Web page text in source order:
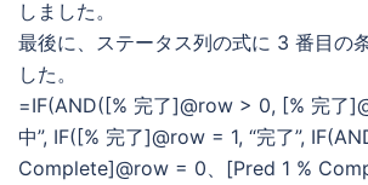
しました。
最後に、ステータス列の式に 3 番目の
した。
=IF(AND([% 完了]@row > 0, [% 完了
中”, IF([% 完了]@row = 1, “完了”,
Complete]@row = 0、[Pred 1 %